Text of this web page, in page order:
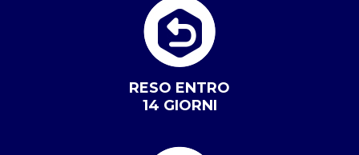
RESO ENTRO
14 GIORNI